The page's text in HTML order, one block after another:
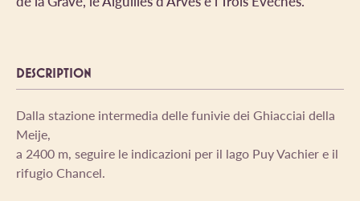
DESCRIPTION
Dalla stazione intermedia delle funivie dei Ghiacciai della
Meije,
a 2400 m, seguire le indicazioni per il lago Puy Vachier e il
rifugio Chancel.